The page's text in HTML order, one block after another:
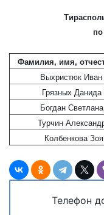
Фамилия, имя,
Выхристюк Иван
Грязных
Богдан
Турчин
Колбенкова
Телефон